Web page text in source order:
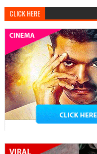
CLICK HERE